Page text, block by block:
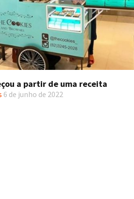
a partir de uma receita
6 de junho de 2022